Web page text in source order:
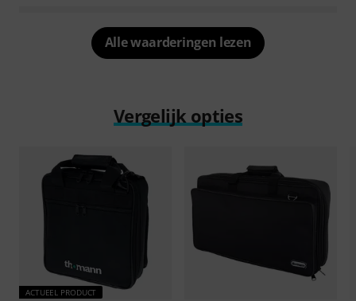
Alle waarderingen lezen
Vergelijk opties
ACTUEEL PRODUCT